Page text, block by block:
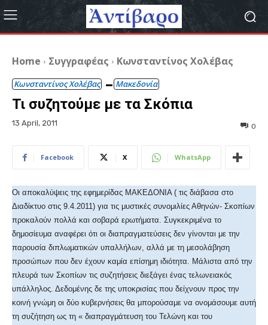
Home Συγγραφέας Κωνσταντίνος Χολέβας
Κωνσταντίνος Χολέβας Μακεδονία
Τι συζητούμε με τα Σκόπια
13 April, 2011 0
Facebook X WhatsApp
Οι αποκαλύψεις της εφημερίδας ΜΑΚΕΔΟΝΙΑ ( τις διάβασα στο
Διαδίκτυο στις 9.4.2011) για τις μυστικές συνομιλίες Αθηνών- Σκοπίων
προκαλούν πολλά και σοβαρά ερωτήματα. Συγκεκριμένα το
δημοσίευμα αναφέρει ότι οι διαπραγματεύσεις δεν γίνονται με την
παρουσία διπλωματικών υπαλλήλων, αλλά με τη μεσολάβηση
προσώπων που δεν έχουν καμία επίσημη ιδιότητα. Μάλιστα από την
πλευρά των Σκοπίων τις συζητήσεις διεξάγει ένας τελωνειακός
υπάλληλος. Δεδομένης δε της υποκρισίας που δείχνουν προς την
κοινή γνώμη οι δύο κυβερνήσεις θα μπορούσαμε να ονομάσουμε αυτή
τη συζήτηση ως τη « διαπραγμάτευση του Τελώνη και του